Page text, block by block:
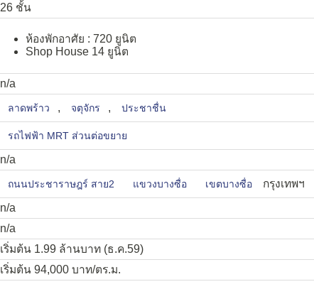
26 ชั้น
ห้องพักอาศัย : 720 ยูนิต
Shop House 14 ยูนิต
n/a
ลาดพร้าว , จตุจักร , ประชาชื่น
รถไฟฟ้า MRT ส่วนต่อขยาย
n/a
ถนนประชาราษฎร์ สาย2 แขวงบางซื่อ เขตบางซื่อ
กรุงเทพฯ
n/a
n/a
เริ่มต้น 1.99 ล้านบาท (ธ.ค.59)
เริ่มต้น 94,000 บาท/ตร.ม.